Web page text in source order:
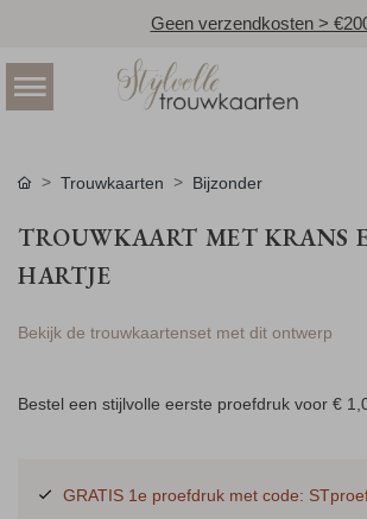
Geen verzendkosten >
Trouwkaarten Bijzonder
TROUWKAART MET KRANS
HARTJE
Bekijk de trouwkaartenset met dit ontwerp
Bestel een stijlvolle eerste proefdruk voor €
GRATIS 1e proefdruk met code: